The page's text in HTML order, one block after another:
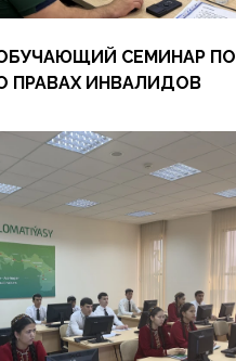
СЕМИНАР ПО
ПРАВАХ ИНВАЛИДОВ